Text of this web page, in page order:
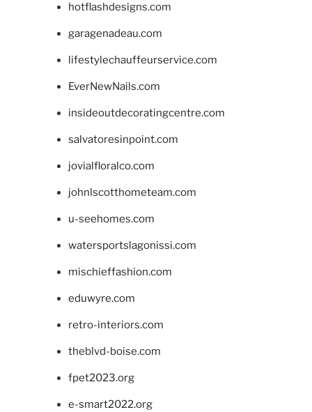
hotflashdesigns.com
garagenadeau.com
lifestylechauffeurservice.com
EverNewNails.com
insideoutdecoratingcentre.com
salvatoresinpoint.com
jovialfloralco.com
johnlscotthometeam.com
u-seehomes.com
watersportslagonissi.com
mischieffashion.com
eduwyre.com
retro-interiors.com
theblvd-boise.com
fpet2023.org
e-smart2022.org